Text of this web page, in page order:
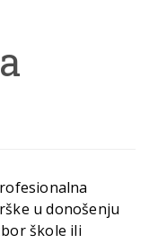
u donošenju
škole ili